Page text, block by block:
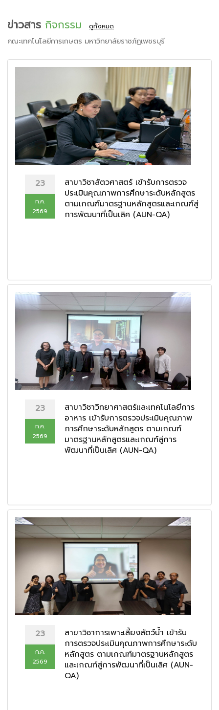
ข่าวสาร กิจกรรม ดูทั้งหมด
คณะเทคโนโลยีการเกษตร มหาวิทยาลัยราชภัฏเพชรบุรี
23
ก.ค.
2569
สาขาวิชาสัตวศาสตร์ เข้ารับการตรวจ
ประเมินคุณภาพการศึกษาระดับหลักสูตร
ตามเกณฑ์มาตรฐานหลักสูตรและเกณฑ์สู่
การพัฒนาที่เป็นเลิศ (AUN-QA)
23
ก.ค.
2569
สาขาวิชาวิทยาศาสตร์และเทคโนโลยีการ
อาหาร เข้ารับการตรวจประเมินคุณภาพ
การศึกษาระดับหลักสูตร ตามเกณฑ์
มาตรฐานหลักสูตรและเกณฑ์สู่การ
พัฒนาที่เป็นเลิศ (AUN-QA)
23
ก.ค.
2569
สาขาวิชาการเพาะเลี้ยงสัตว์น้ำ เข้ารับ
การตรวจประเมินคุณภาพการศึกษาระดับ
หลักสูตร ตามเกณฑ์มาตรฐานหลักสูตร
และเกณฑ์สู่การพัฒนาที่เป็นเลิศ (AUN-
QA)